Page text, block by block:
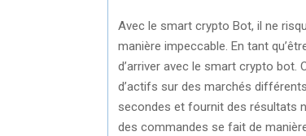
Avec le smart crypto Bot, il ne
manière impeccable. En tant
d’arriver avec le smart crypto bot.
d’actifs sur des marchés
secondes et fournit des résultats
des commandes se fait de